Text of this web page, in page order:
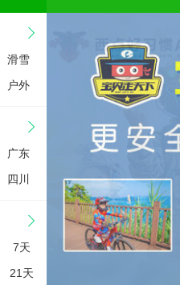
滑雪
户外
广东
四川
7天
21天